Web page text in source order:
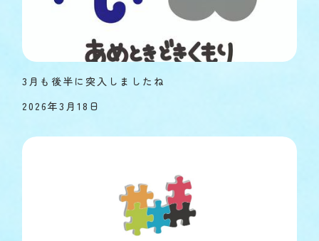
3月も後半に突入しましたね
2026年3月18日